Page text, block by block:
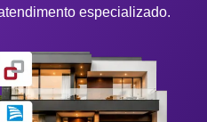
especializado.